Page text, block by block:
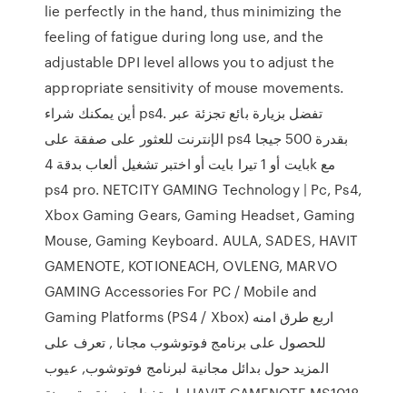
lie perfectly in the hand, thus minimizing the
feeling of fatigue during long use, and the
adjustable DPI level allows you to adjust the
appropriate sensitivity of mouse movements.
أين يمكنك شراء ps4. تفضل بزيارة بائع تجزئة عبر
الإنترنت للعثور على صفقة على ps4 بقدرة 500 جيجا
بايت أو 1 تيرا بايت أو اختبر تشغيل ألعاب بدقة 4k مع
ps4 pro. NETCITY GAMING Technology | Pc, Ps4,
Xbox Gaming Gears, Gaming Headset, Gaming
Mouse, Gaming Keyboard. AULA, SADES, HAVIT
GAMENOTE, KOTIONEACH, OVLENG, MARVO
GAMING Accessories For PC / Mobile and
Gaming Platforms (PS4 / Xbox) اربع طرق امنه
للحصول على برنامج فوتوشوب مجانا , تعرف على
المزيد حول بدائل مجانية لبرنامج فوتوشوب, عيوب